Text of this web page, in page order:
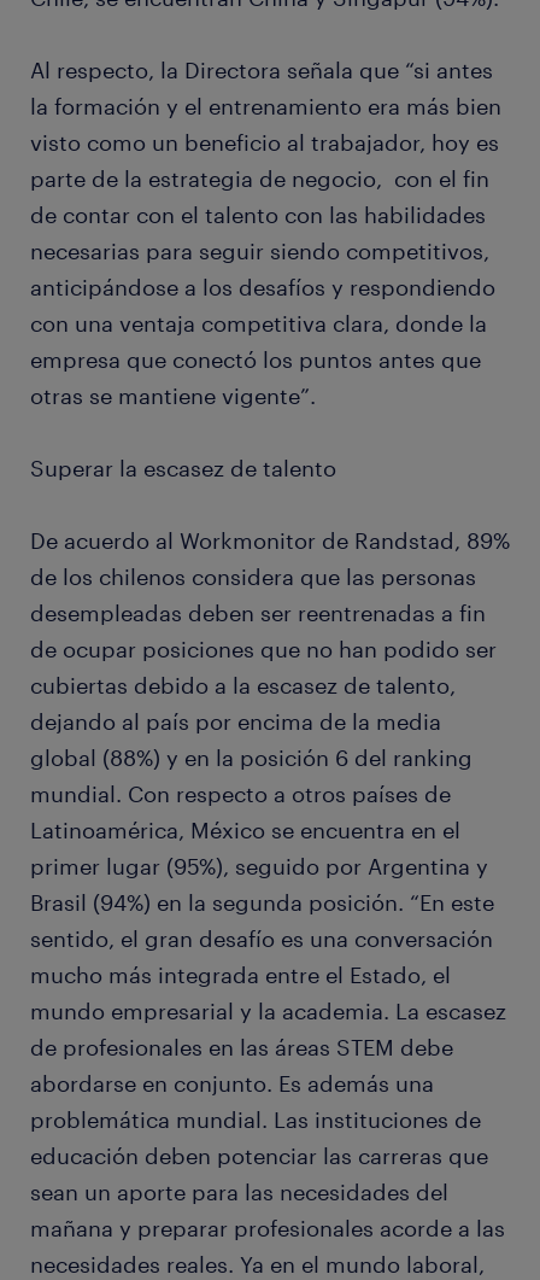
Al respecto, la Directora señala que “si antes
la formación y el entrenamiento era más bien
visto como un beneficio al trabajador, hoy es
parte de la estrategia de negocio, con el fin
de contar con el talento con las habilidades
necesarias para seguir siendo competitivos,
anticipándose a los desafíos y respondiendo
con una ventaja competitiva clara, donde la
empresa que conectó los puntos antes que
otras se mantiene vigente”.
Superar la escasez de talento
De acuerdo al Workmonitor de Randstad, 89%
de los chilenos considera que las personas
desempleadas deben ser reentrenadas a fin
de ocupar posiciones que no han podido ser
cubiertas debido a la escasez de talento,
dejando al país por encima de la media
global (88%) y en la posición 6 del ranking
mundial. Con respecto a otros países de
Latinoamérica, México se encuentra en el
primer lugar (95%), seguido por Argentina y
Brasil (94%) en la segunda posición. “En este
sentido, el gran desafío es una conversación
mucho más integrada entre el Estado, el
mundo empresarial y la academia. La escasez
de profesionales en las áreas STEM debe
abordarse en conjunto. Es además una
problemática mundial. Las instituciones de
educación deben potenciar las carreras que
sean un aporte para las necesidades del
mañana y preparar profesionales acorde a las
necesidades reales. Ya en el mundo laboral,